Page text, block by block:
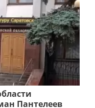
Пантелеев